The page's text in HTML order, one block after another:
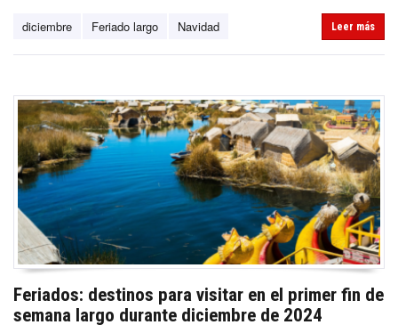
diciembre Feriado largo Navidad Leer más
Feriados: destinos para visitar en el primer fin de
semana largo durante diciembre de 2024